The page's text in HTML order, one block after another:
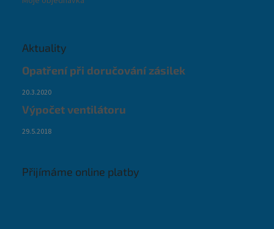
Aktuality
Opatření při doručování zásilek
20.3.2020
Výpočet ventilátoru
29.5.2018
Přijímáme online platby